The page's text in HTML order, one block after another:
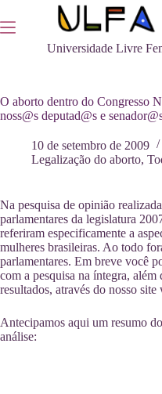
para
o
Universidade Livre
O aborto dentro do Congresso
noss@s deputad@s e
10 de setembro de 2009
Legalização do aborto,
Na pesquisa de opinião
parlamentares da legislatura
referiram especificamente a
mulheres brasileiras. Ao todo
parlamentares. Em breve você
com a pesquisa na íntegra, além
resultados, através do nosso
Antecipamos aqui um resumo
análise: